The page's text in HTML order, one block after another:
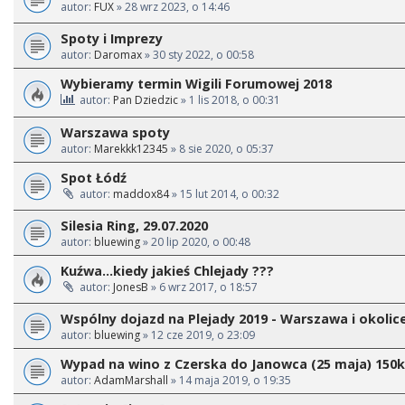
autor: FUX» 28 wrz 2023, o 14:46
Spoty i Imprezy
autor: Daromax» 30 sty 2022, o 00:58
Wybieramy termin Wigili Forumowej 2018
autor: Pan Dziedzic» 1 lis 2018, o 00:31
Warszawa spoty
autor: Marekkk12345 » 8 sie 2020, o 05:37
Spot Łódź
autor: maddox84» 15 lut 2014, o 00:32
Silesia Ring, 29.07.2020
autor: bluewing» 20 lip 2020, o 00:48
Kuźwa...kiedy jakieś Chlejady ???
autor: JonesB » 6 wrz 2017, o 18:57
Wspólny dojazd na Plejady 2019 - Warszawa i
autor: bluewing» 12 cze 2019, o 23:09
Wypad na wino z Czerska do Janowca (25 maja)
autor: AdamMarshall » 14 maja 2019, o 19:35